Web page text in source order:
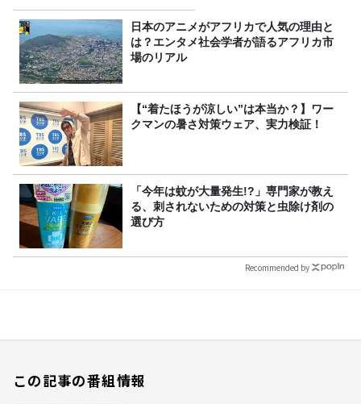
（土）に開催決定！本日より
FC先行受付スタート！日本のアニメがアフリカで人気の理由と
は？エンタメ社会学者が語るアフリカ市
場のリアル
【“着たほうが涼しい”は本当か？】ワー
クマンの暑さ対策ウェア、実力検証！
「今年は蚊が大量発生!?」専門家が教え
る、刺されないための対策と虫除け剤の
選び方
Recommended by
この記事の番組情報